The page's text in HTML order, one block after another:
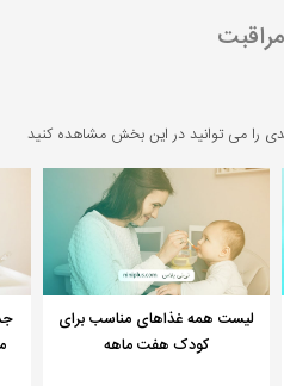
را می توانید در این بخش مشاهده کنید
لیست همه غذاهای مناسب برای
کودک هفت ماهه